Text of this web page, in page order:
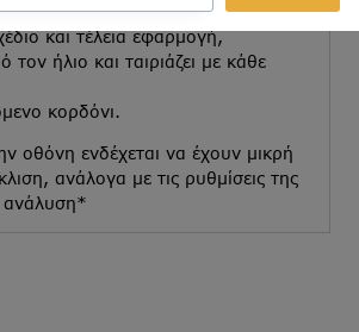
και τέλεια εφαρμογή,
τον ήλιο και ταιριάζει με κάθε
κορδόνι.
οθόνη ενδέχεται να έχουν μικρή
ανάλογα με τις ρυθμίσεις της
ανάλυση*